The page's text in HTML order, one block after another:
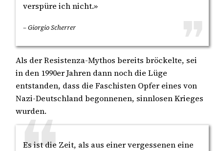
verspüre ich nicht.»
– Giorgio Scherrer
Als der Resistenza-Mythos bereits bröckelte, sei
in den 1990er Jahren dann noch die Lüge
entstanden, dass die Faschisten Opfer eines von
Nazi-Deutschland begonnenen, sinnlosen Krieges
wurden.
Es ist die Zeit, als aus einer vergessenen eine